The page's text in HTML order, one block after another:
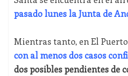
pasado lunes la Junta de
Mientras tanto, en El
con al menos dos casos
dos posibles pendientes de